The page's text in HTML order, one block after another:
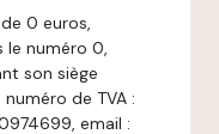
0 euros,
le numéro 0,
son siège
de TVA :
email :